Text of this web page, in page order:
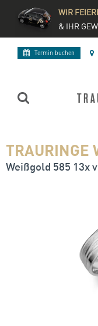
WIR
& IHR
Termin buchen
TRAURINGE
Weißgold 585 13x